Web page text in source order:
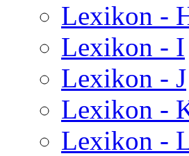
Lexikon -
Lexikon - I
Lexikon - J
Lexikon -
Lexikon -